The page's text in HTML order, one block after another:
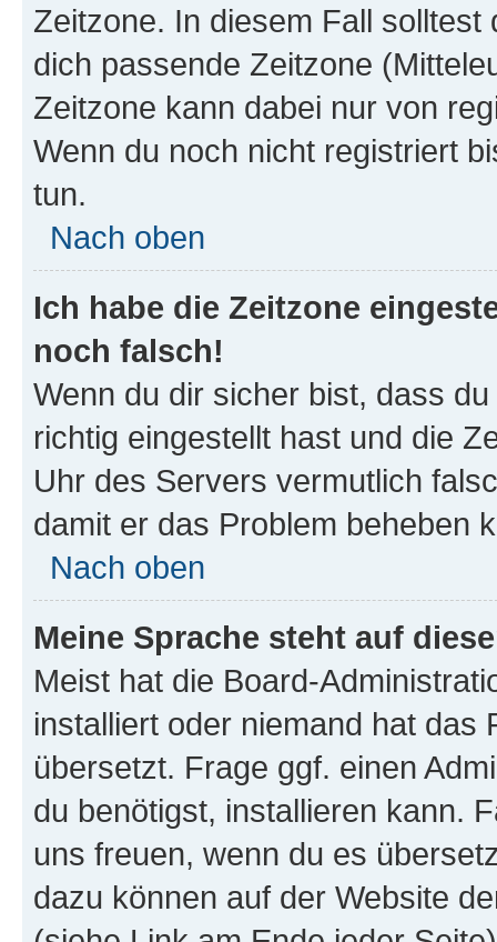
Zeitzone. In diesem Fall solltest
dich passende Zeitzone
Zeitzone kann dabei nur von
Wenn du noch nicht registriert
tun.
Nach oben
Ich habe die Zeitzone
noch falsch!
Wenn du dir sicher bist, dass
richtig eingestellt hast und die
Uhr des Servers vermutlich
damit er das Problem beheben
Nach oben
Meine Sprache steht auf
Meist hat die Board-
installiert oder niemand hat das
übersetzt. Frage ggf. einen
du benötigst, installieren kann.
uns freuen, wenn du es
dazu können auf der Website